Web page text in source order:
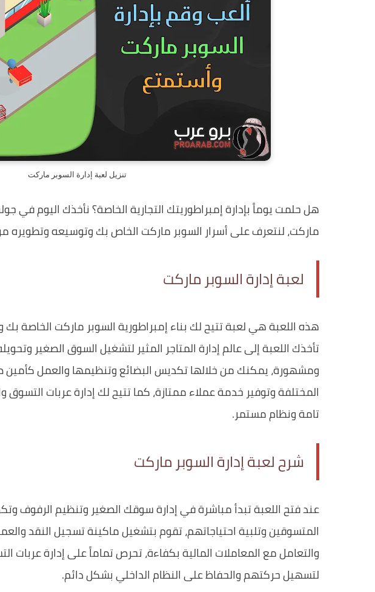
تنزيل لعبة إدارة السوبر ماركت
هل حلمت يوماً بإدارة إمبراطوريتك التجارية الخاصة؟ نأخذك اليوم في
ماركت، لنتعرف على أسرار السوبر ماركت الخاص بك وتوسيعه وتطويره
لعبة إدارة السوبر ماركت
هذه اللعبة هي لعبة تتيح لك بناء إمبراطورية السوبر ماركت الخاصة
تأخذك اللعبة إلى عالم إدارة المتاجر المثير لتشغيل السوق الصغير
ومشهورة، يمكنك من خلالها تكديس البضائع وتنظيمها والعمل كأمين
المختلفة وتوفير خدمة عملاء ممتازة، كما تتيح لك إدارة عربات
تامة ونظام مستمر.
شرح لعبة إدارة السوبر ماركت
عند فتح اللعبة تبدأ مباشرة في إدارة سوقك الصغير وتنظيم الرفوف
المتسوقين وتلبية احتياجاتهم، تقوم بتشغيل ماكينة تسجيل النقد
والتعامل مع المعاملات المالية بكفاءة، تحرص تماماً على إدارة عربات
لتسهيل حركتهم والحفاظ على النظام الداخلي بشكل دائم.